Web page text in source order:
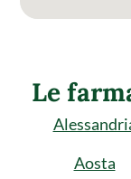
Le
Aosta